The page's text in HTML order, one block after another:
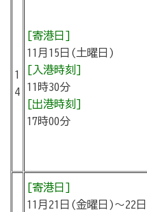
1
4
[寄港日]
11月15日(土曜日)
[入港時刻]
11時30分
[出港時刻]
17時00分
[寄港日]
11月21日(金曜日)～22日